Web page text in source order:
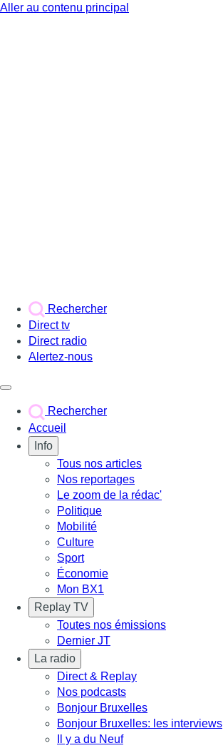
Aller au contenu principal
Rechercher
Direct tv
Direct radio
Alertez-nous
Rechercher
Accueil
Info
Tous nos articles
Nos reportages
Le zoom de la rédac'
Politique
Mobilité
Culture
Sport
Économie
Mon BX1
Replay TV
Toutes nos émissions
Dernier JT
La radio
Direct & Replay
Nos podcasts
Bonjour Bruxelles
Bonjour Bruxelles: les interviews
Il y a du Neuf